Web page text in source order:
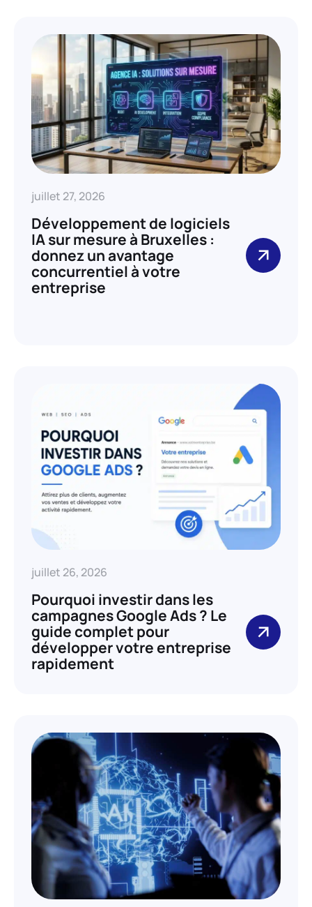
juillet 27, 2026
Développement de logiciels
IA sur mesure à Bruxelles :
donnez un avantage
concurrentiel à votre
entreprise
juillet 26, 2026
Pourquoi investir dans les
campagnes Google Ads ? Le
guide complet pour
développer votre entreprise
rapidement